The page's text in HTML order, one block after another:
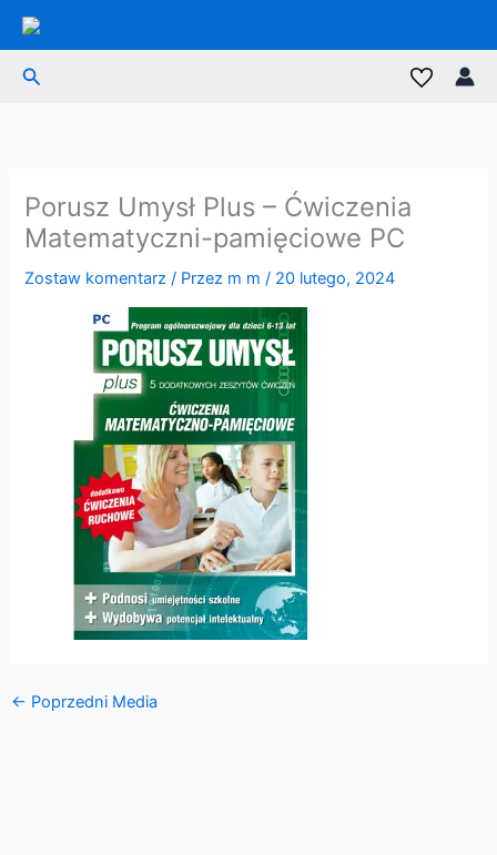
Przejdź
treściSzukaj
Porusz Umysł Plus – Ćwiczenia
Matematyczni-pamięciowe PC
Zostaw komentarz / Przez m m/ 20 lutego, 2024
← Poprzedni Media